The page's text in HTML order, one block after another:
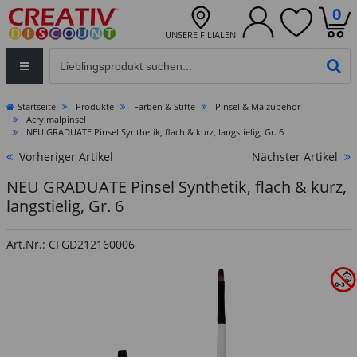
UNSERE FILIALEN
0
Startseite Produkte Farben & Stifte
Pinsel & Malzubehör
Acrylmalpinsel
NEU GRADUATE Pinsel Synthetik, flach & kurz, langstielig, Gr. 6
Vorheriger Artikel Nächster Artikel
NEU GRADUATE Pinsel Synthetik, flach & kurz,
langstielig, Gr. 6
Art.Nr.: CFGD212160006